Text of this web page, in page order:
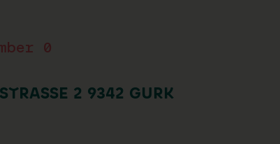
0
2 9342 GURK